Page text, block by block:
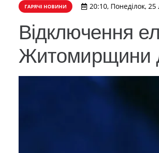
ГАРЯЧІ НОВИНИ 20:10, Понеділок,
Відключення
Житомирщини